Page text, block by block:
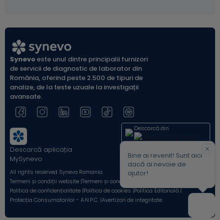
Synevoeste unul dintre principalii furnizori
de servicii de diagnostic de laborator din
România, oferind peste 2.500 de tipuri de
analize, de la teste uzuale la investigații
avansate.
Descarcă aplicația
MySynevo
Descarcă din
All rights reserved Synevo Romania.
Termeni și condiții website |Termeni și condiții Shop Online |
Politica de confidențialitate |Politica de cookies |Politica Editorială |
Protecția Consumatorilor - A.N.P.C. |Avertizori de integritate
Bine ai revenit! Sunt aici
dacă ai nevoie de
ajutor!